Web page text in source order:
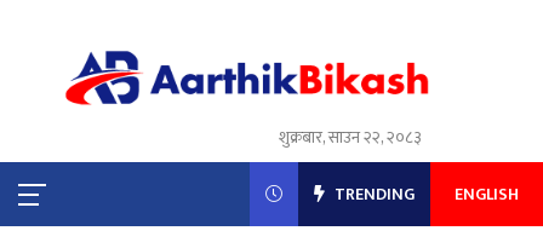
शुक्रबार, साउन २२, २०८३
TRENDING ENGLISH